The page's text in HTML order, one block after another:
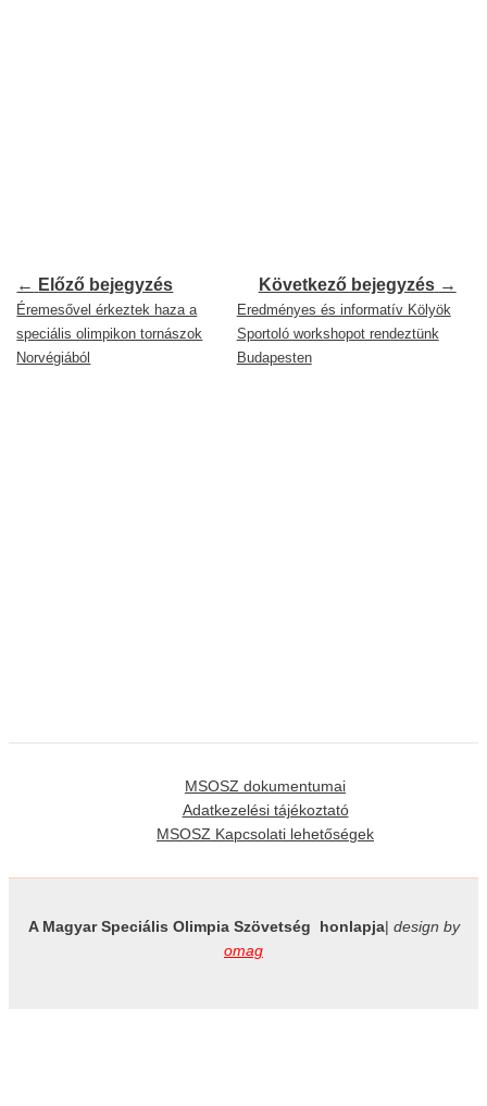
← Előző bejegyzés
Éremesővel érkeztek haza a
speciális olimpikon tornászok
Norvégiából
Következő bejegyzés →
Eredményes és informatív Kölyök
Sportoló workshopot rendeztünk
Budapesten
MSOSZ dokumentumai
Adatkezelési tájékoztató
MSOSZ Kapcsolati lehetőségek
A Magyar Speciális Olimpia Szövetség honlapja| design by
omag